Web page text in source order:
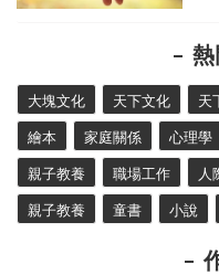
熱
大塊文化 天下文化 天
繪本 家庭關係 心理學
親子教養 職場工作 人
親子教養 童書 小說